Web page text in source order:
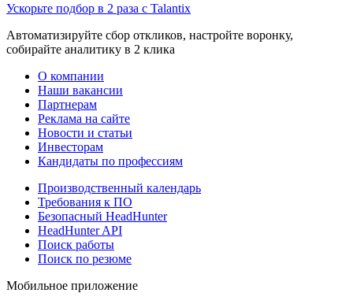
Ускорьте подбор в 2 раза с Talantix
Автоматизируйте сбор откликов, настройте воронку,
собирайте аналитику в 2 клика
О компании
Наши вакансии
Партнерам
Реклама на сайте
Новости и статьи
Инвесторам
Кандидаты по профессиям
Производственный календарь
Требования к ПО
Безопасный HeadHunter
HeadHunter API
Поиск работы
Поиск по резюме
Мобильное приложение